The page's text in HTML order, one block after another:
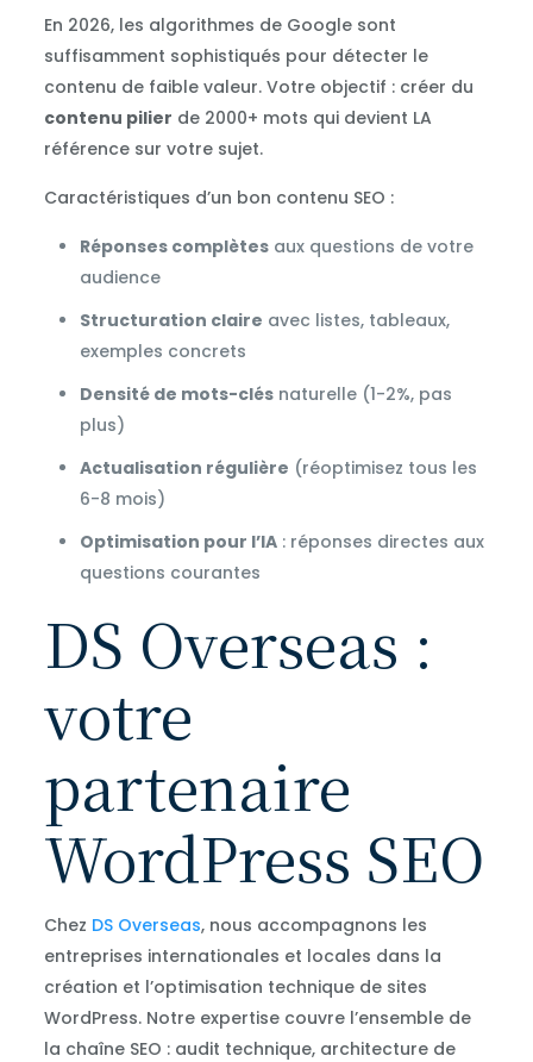
En 2026, les algorithmes de Google sont
suffisamment sophistiqués pour détecter le
contenu de faible valeur. Votre objectif : créer du
contenu pilier de 2000+ mots qui devient LA
référence sur votre sujet.
Caractéristiques d’un bon contenu SEO :
Réponses complètesaux questions de votre
audience
Structuration claire avec listes, tableaux,
exemples concrets
Densité de mots-clésnaturelle (1-2%, pas
plus)
Actualisation régulière (réoptimisez tous les
6-8 mois)
Optimisation pour l’IA: réponses directes aux
questions courantes
DS Overseas :
votre
partenaire
WordPress SEO
Chez DS Overseas, nous accompagnons les
entreprises internationales et locales dans la
création et l’optimisation technique de sites
WordPress. Notre expertise couvre l’ensemble de
la chaîne SEO : audit technique, architecture de